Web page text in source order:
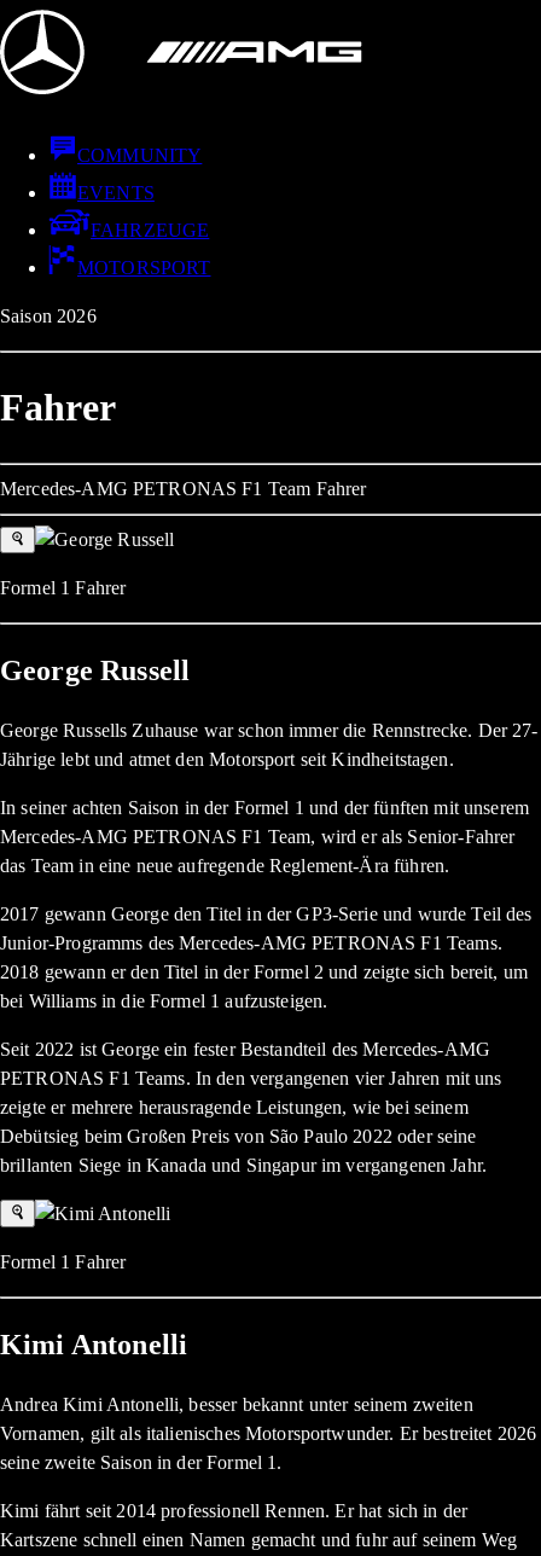
COMMUNITY
EVENTS
FAHRZEUGE
MOTORSPORT
Saison 2026
Fahrer
Mercedes-AMG PETRONAS F1 Team Fahrer
Formel 1 Fahrer
George Russell
George Russells Zuhause war schon immer die Rennstrecke. Der 27-
Jährige lebt und atmet den Motorsport seit Kindheitstagen.
In seiner achten Saison in der Formel 1 und der fünften mit unserem
Mercedes-AMG PETRONAS F1 Team, wird er als Senior-Fahrer
das Team in eine neue aufregende Reglement-Ära führen.
2017 gewann George den Titel in der GP3-Serie und wurde Teil des
Junior-Programms des Mercedes-AMG PETRONAS F1 Teams.
2018 gewann er den Titel in der Formel 2 und zeigte sich bereit, um
bei Williams in die Formel 1 aufzusteigen.
Seit 2022 ist George ein fester Bestandteil des Mercedes-AMG
PETRONAS F1 Teams. In den vergangenen vier Jahren mit uns
zeigte er mehrere herausragende Leistungen, wie bei seinem
Debütsieg beim Großen Preis von São Paulo 2022 oder seine
brillanten Siege in Kanada und Singapur im vergangenen Jahr.
Formel 1 Fahrer
Kimi Antonelli
Andrea Kimi Antonelli, besser bekannt unter seinem zweiten
Vornamen, gilt als italienisches Motorsportwunder. Er bestreitet 2026
seine zweite Saison in der Formel 1.
Kimi fährt seit 2014 professionell Rennen. Er hat sich in der
Kartszene schnell einen Namen gemacht und fuhr auf seinem Weg